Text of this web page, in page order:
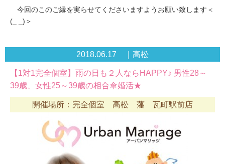
今回のこのご縁を実らせてくださいますようお願い致します＜
(_ _)＞
2018.06.17 ｜高松
【1対1完全個室】雨の日も２人ならHAPPY♪ 男性28～
39歳、女性25～39歳の相合傘婚活★
開催場所：完全個室 高松 藩 瓦町駅前店